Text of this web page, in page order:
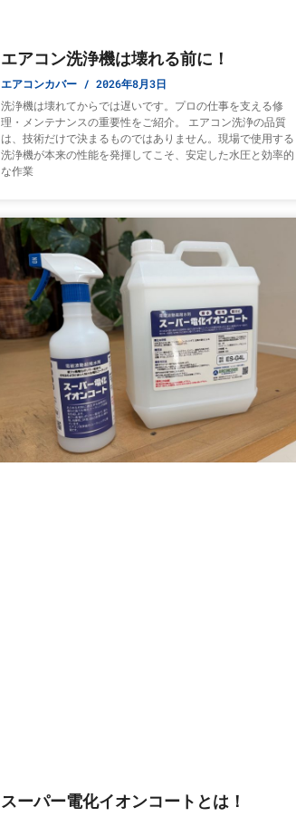
エアコン洗浄機は壊れる前に！
エアコンカバー 2026年8月3日
洗浄機は壊れてからでは遅いです。プロの仕事を支える修
理・メンテナンスの重要性をご紹介。 エアコン洗浄の品質
は、技術だけで決まるものではありません。現場で使用する
洗浄機が本来の性能を発揮してこそ、安定した水圧と効率的
な作業
スーパー電化イオンコートとは！